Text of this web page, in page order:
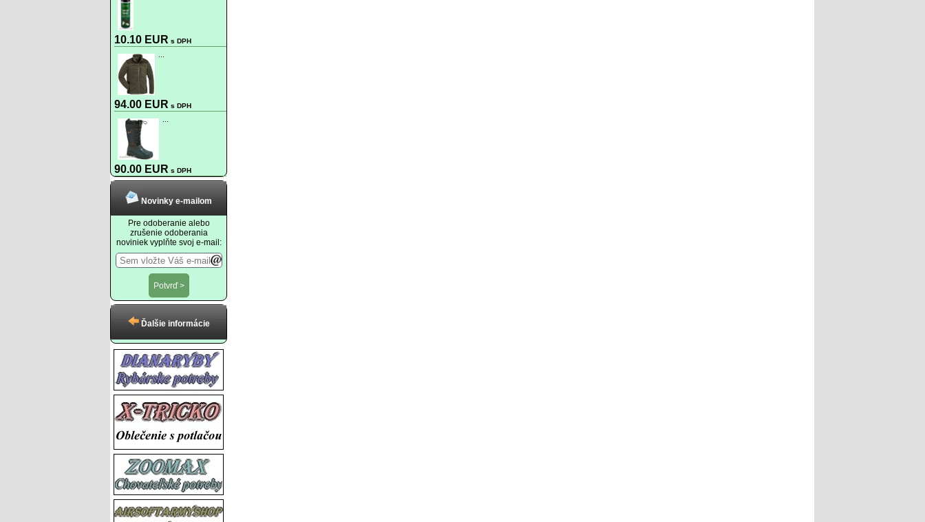
10.10 EUR s DPH
94.00 EUR s DPH
90.00 EUR s DPH
Novinky e-mailom
Pre odoberanie alebo
zrušenie odoberania
noviniek vyplňte svoj e-mail:
Ďalšie informácie